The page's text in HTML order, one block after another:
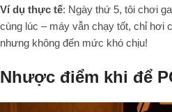
Ví dụ thực tế: Ngày thứ 5, tôi chơi
cùng lúc – máy vẫn chạy tốt, chỉ hơi
nhưng không đến mức khó chịu!
Nhược điểm khi để